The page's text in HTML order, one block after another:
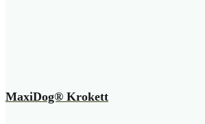
MaxiDog® Krokett